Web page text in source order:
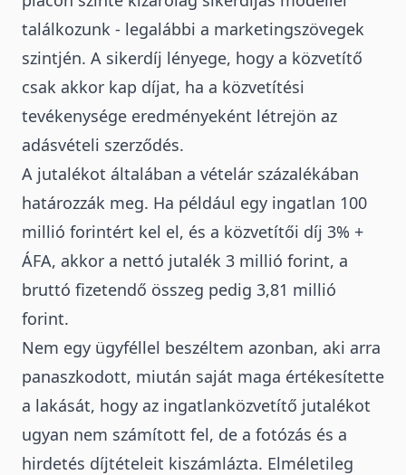
találkozunk - legalábbi a marketingszövegek
szintjén. A sikerdíj lényege, hogy a közvetítő
csak akkor kap díjat, ha a közvetítési
tevékenysége eredményeként létrejön az
adásvételi szerződés.
A jutalékot általában a vételár százalékában
határozzák meg. Ha például egy ingatlan 100
millió forintért kel el, és a közvetítői díj 3% +
ÁFA, akkor a nettó jutalék 3 millió forint, a
bruttó fizetendő összeg pedig 3,81 millió
forint.
Nem egy ügyféllel beszéltem azonban, aki arra
panaszkodott, miután saját maga értékesítette
a lakását, hogy az ingatlanközvetítő jutalékot
ugyan nem számított fel, de a fotózás és a
hirdetés díjtételeit kiszámlázta. Elméletileg